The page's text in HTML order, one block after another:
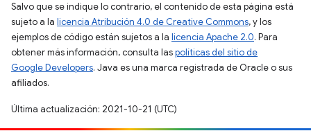
Salvo que se indique lo contrario, el contenido de esta página está
sujeto a la licencia Atribución 4.0 de Creative Commons, y los
ejemplos de código están sujetos a la licencia Apache 2.0. Para
obtener más información, consulta laspolíticas del sitio de
Google Developers. Java es una marca registrada de Oracle o sus
afiliados.
Última actualización: 2021-10-21 (UTC)